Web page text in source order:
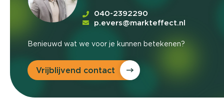
040-2392290
p.evers@markteffect.nl
Benieuwd wat we voor je kunnen betekenen?
Vrijblijvend contact